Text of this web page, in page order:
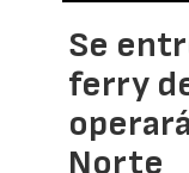
Se
ferry
Norte